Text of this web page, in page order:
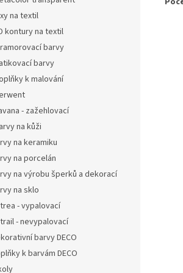
na textil
kontury na textil
barvy
barvy
k malování
- zažehlovací
na kůži
na keramiku
na porcelán
na výrobu šperků a dekorací
na sklo
- vypalovací
- nevypalovací
barvy DECO
k barvám DECO